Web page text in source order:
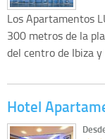
Los Apartamentos
300 metros de la
del centro de Ibiza
Hotel